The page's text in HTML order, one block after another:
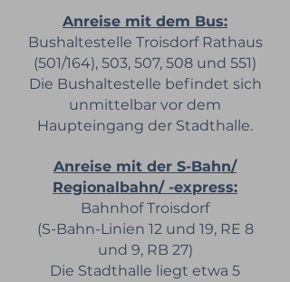
Anreise mit dem Bus:
Bushaltestelle Troisdorf Rathaus
(501/164), 503, 507, 508 und 551)
Die Bushaltestelle befindet sich
unmittelbar vor dem
Haupteingang der Stadthalle.
Anreise mit der S-Bahn/
Regionalbahn/ -express:
Bahnhof Troisdorf
(S-Bahn-Linien 12 und 19, RE 8
und 9, RB 27)
Die Stadthalle liegt etwa 5